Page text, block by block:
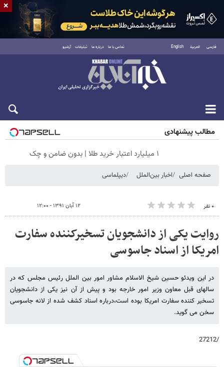
فارسی العربية English تماس با ما درباره ما تبلیغات آرشیو
جمعه ۱۶ مرداد ۱۴۰۵
مطالب پیشنهادی
۱ میلیارد اعتبار خرید طلا | بدون ضامن و چک
صفحه اصلی اخبار بین‌الملل دیپلماسی
۰ نفر ۱۲ آبان ۱۳۹۱ - ۱۲:۰۰
روایت یکی از دانشجویان تسخیرکننده سفارت
امریکا از اسناد جاسوسی
در این ویدئو حسین شیخ الاسلام مشاور امور بین الملل رئیس مجلس که در
سالهای قبل معاون وزیر امور خارجه بود و پیش از آن نیز یکی از دانشجویان
تسخیر کننده سفارت امریکا بوده است،درباره اسناد کشف شده از لانه جاسوسی
سخن می گوید.
/27212
×